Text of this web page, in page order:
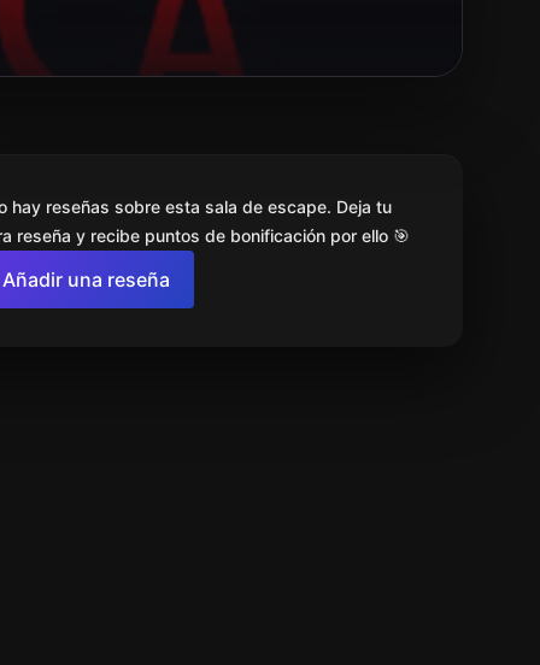
hay reseñas sobre esta sala de escape. Deja tu
reseña y recibe puntos de bonificación por ello 🎯
Añadir una reseña